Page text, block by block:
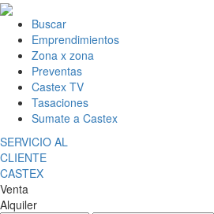
Buscar
Emprendimientos
Zona x zona
Preventas
Castex TV
Tasaciones
Sumate a Castex
SERVICIO AL
CLIENTE
CASTEX
Venta
Alquiler